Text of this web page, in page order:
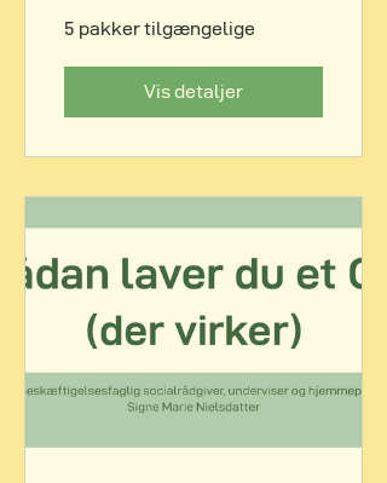
5 pakker tilgængelige
Vis detaljer